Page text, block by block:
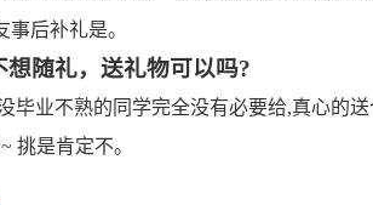
后补礼是。
随礼，送礼物可以吗?
毕业不熟的同学完全没有必要给,真心的
挑是肯定不。